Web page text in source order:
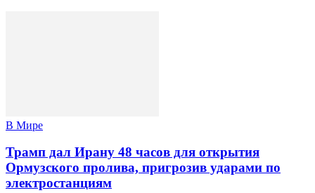
В Мире
Трамп дал Ирану 48 часов для открытия
Ормузского пролива, пригрозив ударами по
электростанциям